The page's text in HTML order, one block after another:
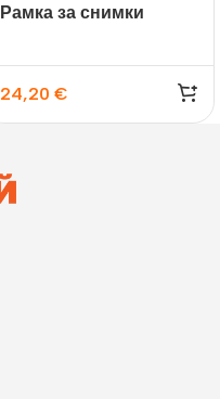
Рамка за снимки
24,20 €